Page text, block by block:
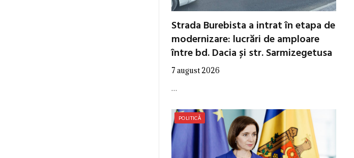
Strada Burebista a intrat în etapa de
modernizare: lucrări de amploare
între bd. Dacia și str. Sarmizegetusa
7 august 2026
…
POLITICĂ